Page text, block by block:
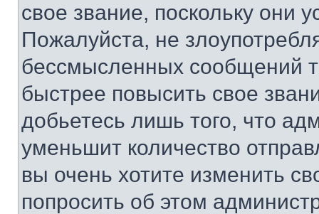
свое звание, поскольку они
Пожалуйста, не
бессмысленных сообщений
быстрее повысить свое
добьетесь лишь того, что
уменьшит количество
вы очень хотите изменить
попросить об этом